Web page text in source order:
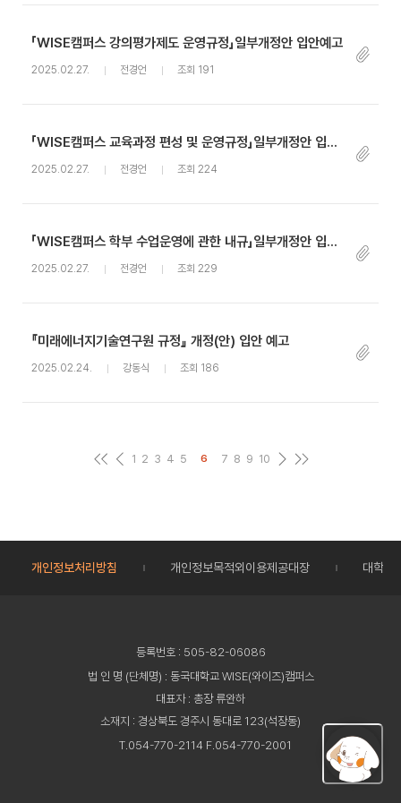
「WISE캠퍼스 강의평가제도 운영규정」일부개정안 입안예고
2025.02.27. 전경언 조회 191
「WISE캠퍼스 교육과정 편성 및 운영규정」일부개정안 입안예고
2025.02.27. 전경언 조회 224
「WISE캠퍼스 학부 수업운영에 관한 내규」일부개정안 입안예고
2025.02.27. 전경언 조회 229
『미래에너지기술연구원 규정』 개정(안) 입안 예고
2025.02.24. 강동식 조회 186
1 2 3 4 5 6 7 8 9 10
개인정보처리방침 개인정보목적외이용제공대장 대학정
등록번호 : 505-82-06086
법 인 명 (단체명) : 동국대학교 WISE(와이즈)캠퍼스
대표자 : 총장 류완하
소재지 : 경상북도 경주시 동대로 123(석장동)
T.054-770-2114 F.054-770-2001